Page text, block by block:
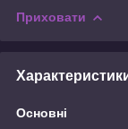
Приховати
Основні